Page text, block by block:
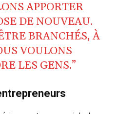
APPORTER
DE NOUVEAU.
BRANCHÉS, À
VOULONS
LES GENS.”